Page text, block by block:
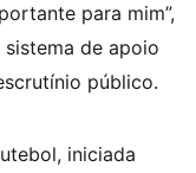
para mim”,
de apoio
público.
iniciada